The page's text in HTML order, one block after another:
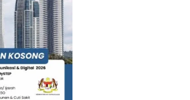
Pihak kami bukan dari mana-
Kerajaan terlibat. Maklumat
dalam portal
dan diolah dari sumber rasmi
sumber yang dipercayai
proses permohonan.